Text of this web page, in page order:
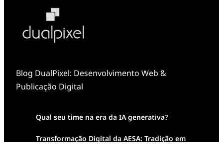
Blog DualPixel: Desenvolvimento Web &
Publicação Digital
Qual seu time na era da IA generativa?
Transformação Digital da AESA: Tradição em